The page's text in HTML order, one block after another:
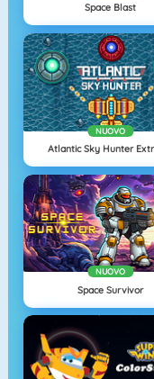
Space Blast
NUOVO
Atlantic Sky Hunter
NUOVO
Space Survivor